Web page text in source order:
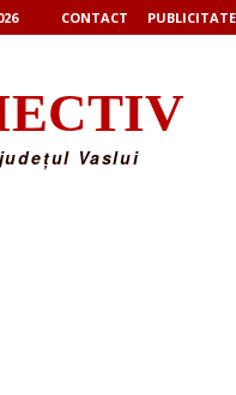
CONTACT PUBLICITATE
Vaslui